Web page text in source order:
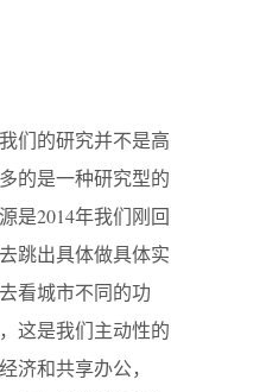
们的研究并不是高
的是一种研究型的
是2014年我们刚回
跳出具体做具体实
看城市不同的功
这是我们主动性的
济和共享办公，